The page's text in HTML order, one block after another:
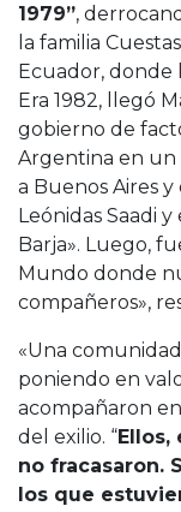
1979”,
la familia
Ecuador, donde
Era 1982, llegó
gobierno de
Argentina en un
a Buenos Aires
Leónidas Saadi
Barja». Luego,
Mundo donde
compañeros»,
«Una
poniendo en
acompañaron
del exilio. “Ellos,
no fracasaron.
los que